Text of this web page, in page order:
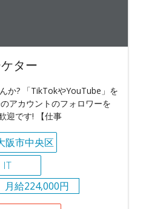
ター
か? 「TikTokやYouTube」を
アカウントのフォロワーを
迎です! 【仕事
阪市中央区
IT
月給224,000円